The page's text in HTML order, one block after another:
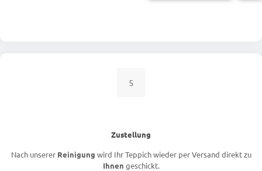
5
Zustellung
Nach unserer Reinigung wird Ihr Teppich wieder per Versand direkt zu
Ihnen geschickt.